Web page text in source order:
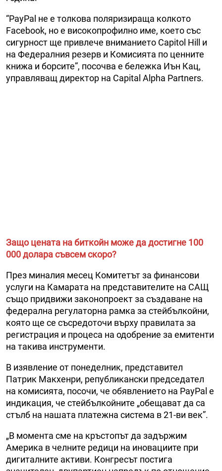
“PayPal не е толкова поляризираща колкото
Facebook, но e високопрофилно име, което със
сигурност ще привлече вниманието Capitol Hill и
на Федералния резерв и Комисията по ценните
книжа и борсите”, посочва е бележка Иън Кац,
управляващ директор на Capital Alpha Partners.
Защо цената на биткойн може да достигне 100
000 долара съвсем скоро?
През миналия месец Комитетът за финансови
услуги на Камарата на представителите на САЩ
също придвижи законопроект за създаване на
федерална регулаторна рамка за стейбълкойни,
която ще се съсредоточи върху правилата за
регистрация и процеса на одобрение за емитенти
на такива инструменти.
В изявление от понеделник, представител
Патрик Макхенри, републикански председател
на комисията, посочи, че обявлението на PayPal е
индикация, че стейбълкойните „обещават да са
стълб на нашата платежна система в 21-ви век”.
„В момента сме на кръстопът да задържим
Америка в челните редици на иновациите при
дигиталните активи. Конгресът постига